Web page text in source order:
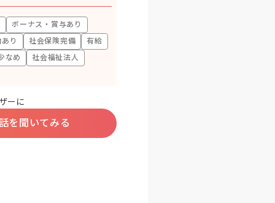
ボーナス・賞与あり
り
社会保険完備
有給
なめ
社会福祉法人
ーに
を聞いてみる